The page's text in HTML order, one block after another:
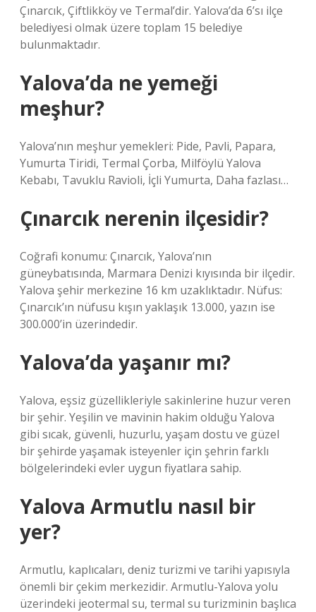
Çınarcık, Çiftlikköy ve Termal’dir. Yalova’da 6’sı ilçe
belediyesi olmak üzere toplam 15 belediye
bulunmaktadır.
Yalova’da ne yemeği
meşhur?
Yalova’nın meşhur yemekleri: Pide, Pavli, Papara,
Yumurta Tiridi, Termal Çorba, Milföylü Yalova
Kebabı, Tavuklu Ravioli, İçli Yumurta, Daha fazlası…
Çınarcık nerenin ilçesidir?
Coğrafi konumu: Çınarcık, Yalova’nın
güneybatısında, Marmara Denizi kıyısında bir ilçedir.
Yalova şehir merkezine 16 km uzaklıktadır. Nüfus:
Çınarcık’ın nüfusu kışın yaklaşık 13.000, yazın ise
300.000’in üzerindedir.
Yalova’da yaşanır mı?
Yalova, eşsiz güzellikleriyle sakinlerine huzur veren
bir şehir. Yeşilin ve mavinin hakim olduğu Yalova
gibi sıcak, güvenli, huzurlu, yaşam dostu ve güzel
bir şehirde yaşamak isteyenler için şehrin farklı
bölgelerindeki evler uygun fiyatlara sahip.
Yalova Armutlu nasıl bir
yer?
Armutlu, kaplıcaları, deniz turizmi ve tarihi yapısıyla
önemli bir çekim merkezidir. Armutlu-Yalova yolu
üzerindeki jeotermal su, termal su turizminin başlıca